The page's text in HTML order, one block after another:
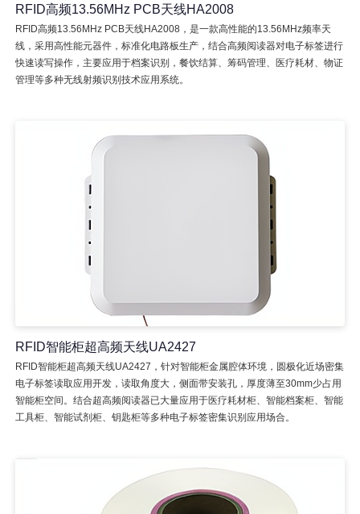
RFID高频13.56MHz PCB天线HA2008
RFID高频13.56MHz PCB天线HA2008，是一款高性能的13.56MHz频率天
线，采用高性能元器件，标准化电路板生产，结合高频阅读器对电子标签进行
快速读写操作，主要应用于档案识别，餐饮结算、筹码管理、医疗耗材、物证
管理等多种无线射频识别技术应用系统。
RFID智能柜超高频天线UA2427
RFID智能柜超高频天线UA2427，针对智能柜金属腔体环境，圆极化近场密集
电子标签读取应用开发，读取角度大，侧面带安装孔，厚度薄至30mm少占用
智能柜空间。结合超高频阅读器已大量应用于医疗耗材柜、智能档案柜、智能
工具柜、智能试剂柜、钥匙柜等多种电子标签密集识别应用场合。